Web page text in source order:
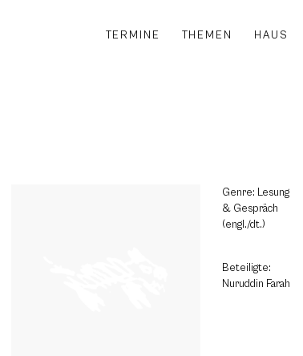
TERMINE THEMEN HAUS
Genre: Lesung
& Gespräch
(engl./dt.)
Beteiligte:
Nuruddin Farah